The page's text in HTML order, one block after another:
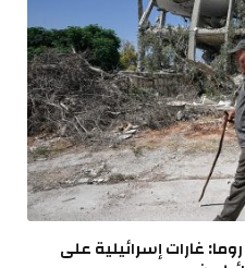
غارات إسرائيلية على